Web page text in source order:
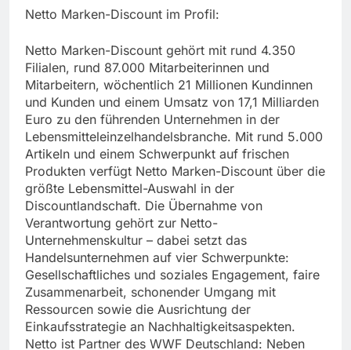
Netto Marken-Discount im Profil:
Netto Marken-Discount gehört mit rund 4.350
Filialen, rund 87.000 Mitarbeiterinnen und
Mitarbeitern, wöchentlich 21 Millionen Kundinnen
und Kunden und einem Umsatz von 17,1 Milliarden
Euro zu den führenden Unternehmen in der
Lebensmitteleinzelhandelsbranche. Mit rund 5.000
Artikeln und einem Schwerpunkt auf frischen
Produkten verfügt Netto Marken-Discount über die
größte Lebensmittel-Auswahl in der
Discountlandschaft. Die Übernahme von
Verantwortung gehört zur Netto-
Unternehmenskultur – dabei setzt das
Handelsunternehmen auf vier Schwerpunkte:
Gesellschaftliches und soziales Engagement, faire
Zusammenarbeit, schonender Umgang mit
Ressourcen sowie die Ausrichtung der
Einkaufsstrategie an Nachhaltigkeitsaspekten.
Netto ist Partner des WWF Deutschland: Neben